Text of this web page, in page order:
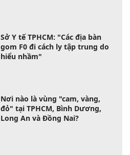
Sở Y tế TPHCM: "Các địa bàn
gom F0 đi cách ly tập trung do
hiểu nhầm"
Nơi nào là vùng "cam, vàng,
đỏ" tại TPHCM, Bình Dương,
Long An và Đồng Nai?